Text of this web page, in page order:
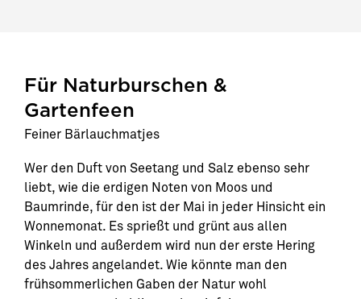
Für Naturburschen &
Gartenfeen
Feiner Bärlauchmatjes
Wer den Duft von Seetang und Salz ebenso sehr
liebt, wie die erdigen Noten von Moos und
Baumrinde, für den ist der Mai in jeder Hinsicht ein
Wonnemonat. Es sprießt und grünt aus allen
Winkeln und außerdem wird nun der erste Hering
des Jahres angelandet. Wie könnte man den
frühsommerlichen Gaben der Natur wohl